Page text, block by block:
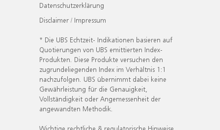
Datenschutzerklärung
Disclaimer / Impressum
* Die UBS Echtzeit- Indikationen basieren auf
Quotierungen von UBS emittierten Index-
Produkten. Diese Produkte versuchen den
zugrundeliegenden Index im Verhältnis 1:1
nachzufolgen. UBS übernimmt dabei keine
Gewährleistung für die Genauigkeit,
Vollständigkeit oder Angemessenheit der
angewandten Methodik.